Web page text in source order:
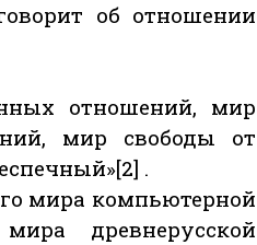
об отношении
отношений, мир
мир свободы от
.
мира компьютерной
древнерусской